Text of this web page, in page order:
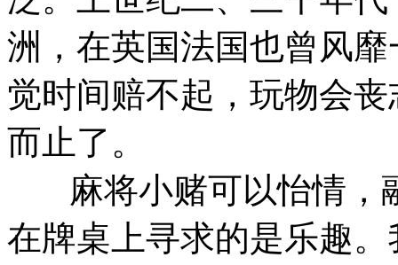
洲，在英国法国也曾风
觉时间赔不起，玩物会
而止了。
麻将小赌可以怡情，
在牌桌上寻求的是乐趣